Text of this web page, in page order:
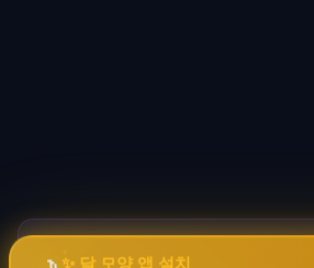
🚀 코딩 몰라도 AI로 자동화 수익 시스템 구축 · 무료
✨ 달 모양 앱 설치